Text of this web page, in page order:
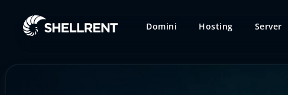
Domini Hosting Server